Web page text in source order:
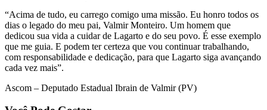
“Acima de tudo, eu carrego comigo uma missão. Eu honro todos os
dias o legado do meu pai, Valmir Monteiro. Um homem que
dedicou sua vida a cuidar de Lagarto e do seu povo. É esse exemplo
que me guia. E podem ter certeza que vou continuar trabalhando,
com responsabilidade e dedicação, para que Lagarto siga avançando
cada vez mais”.
Ascom – Deputado Estadual Ibrain de Valmir (PV)